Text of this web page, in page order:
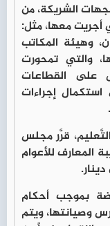
الشريكة، من
أجريت معها، مثل:
وهيئة المكاتب
والتي تمحورت
على القطاعات
إجراءات
قرَّر مجلس
المعارف للأعوام
بموجب أحكام
وصيانتها، ويتم